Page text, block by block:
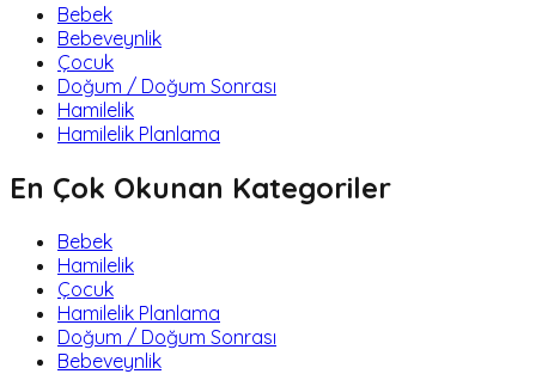
Bebek
Bebeveynlik
Çocuk
Doğum / Doğum Sonrası
Hamilelik
Hamilelik Planlama
En Çok Okunan Kategoriler
Bebek
Hamilelik
Çocuk
Hamilelik Planlama
Doğum / Doğum Sonrası
Bebeveynlik